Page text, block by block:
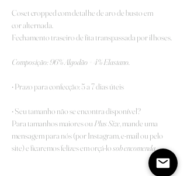
Coset cropped com detalhe de aro de busto em
cor alternada.
Fechamento traseiro de fita transpassada por ilhoses.
Composição:96% Algodão + 4% Elastano.
• Prazo para confecção: 5 a 7 dias úteis
• Seu tamanho não se encontra disponível?
Para tamanhos maiores ou Plus Size, mande uma
mensagem para nós (por Instagram, e-mail ou pelo
site) e ficaremos felizes em orçá-losob encomenda.